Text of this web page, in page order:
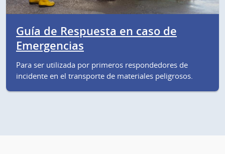
Guía de Respuesta en caso de
Emergencias
Para ser utilizada por primeros respondedores de
incidente en el transporte de materiales peligrosos.